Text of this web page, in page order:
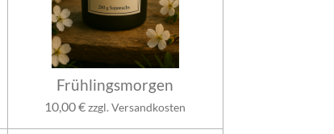
Frühlingsmorgen
10,00 €zzgl. Versandkosten